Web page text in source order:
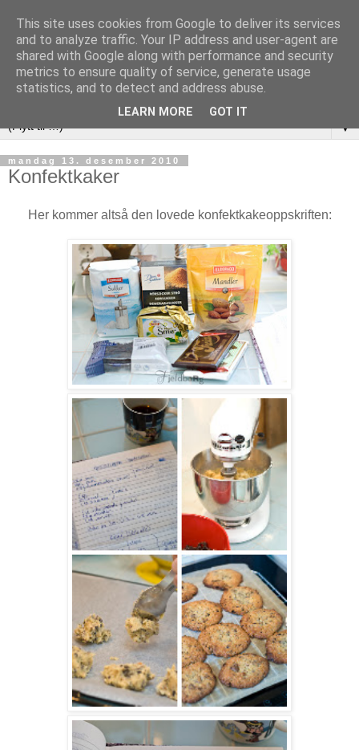
▼
mandag 13. desember 2010
Konfektkaker
Her kommer altså den lovede konfektkakeoppskriften:
This site uses cookies from Google to deliver its services
and to analyze traffic. Your IP address and user-agent are
shared with Google along with performance and security
metrics to ensure quality of service, generate usage
statistics, and to detect and address abuse.
LEARN MORE GOT IT